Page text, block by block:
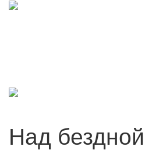
Над бездной